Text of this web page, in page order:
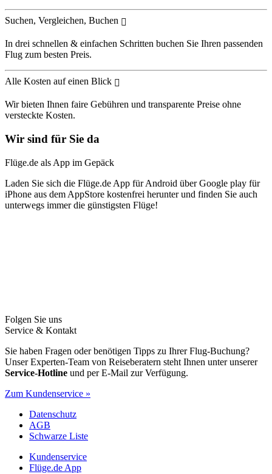
Suchen, Vergleichen, Buchen
In drei schnellen & einfachen Schritten buchen Sie Ihren passenden
Flug zum besten Preis.
Alle Kosten auf einen Blick
Wir bieten Ihnen faire Gebühren und transparente Preise ohne
versteckte Kosten.
Wir sind für Sie da
Flüge.de als App im Gepäck
Laden Sie sich die Flüge.de App für Android über Google play für
iPhone aus dem AppStore kostenfrei herunter und finden Sie auch
unterwegs immer die günstigsten Flüge!
Folgen Sie uns
Service & Kontakt
Sie haben Fragen oder benötigen Tipps zu Ihrer Flug-Buchung?
Unser Experten-Team von Reiseberatern steht Ihnen unter unserer
Service-Hotline und per E-Mail zur Verfügung.
Zum Kundenservice »
Datenschutz
AGB
Schwarze Liste
Kundenservice
Flüge.de App